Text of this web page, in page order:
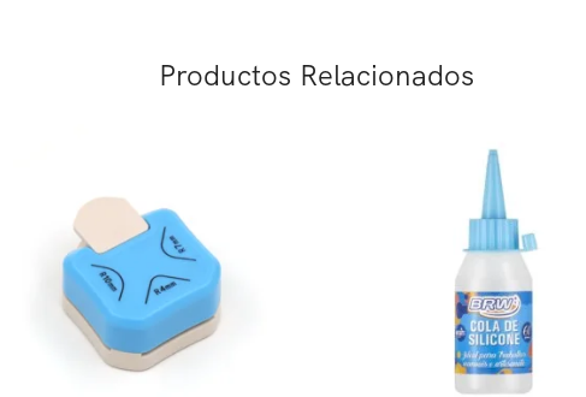
Productos Relacionados